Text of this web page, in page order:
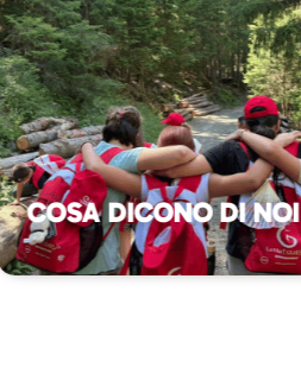
COSA DICONO DI NOI